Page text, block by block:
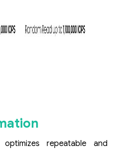
repeatable and